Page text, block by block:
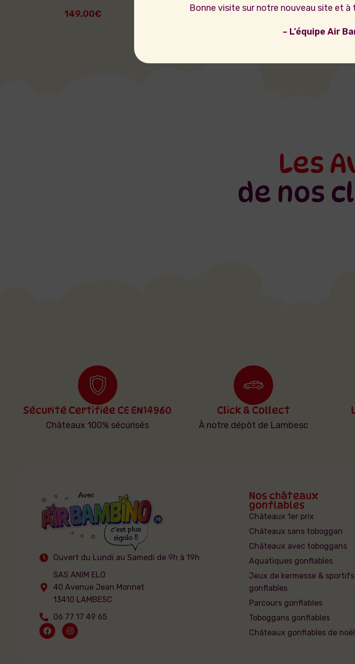
Bonne visite sur notre nouveau site et
– L’équipe Air
149,00€
60,00€
Les
de nos
Sécurité Certifiée CE EN14960
Châteaux 100% sécurisés
Click & Collect
À notre dépôt de Lambesc
Ouvert du Lundi au Samedi de 9h à 19h
SAS ANIM ELO
40 Avenue Jean Monnet
13410 LAMBESC
06 77 17 49 65
Nos châteaux
gonflables
Châteaux 1er prix
Châteaux sans toboggan
Châteaux avec toboggans
Aquatiques gonflables
Jeux de kermesse & sportifs
gonflables
Parcours gonflables
Toboggans gonflables
Châteaux gonflables de noël